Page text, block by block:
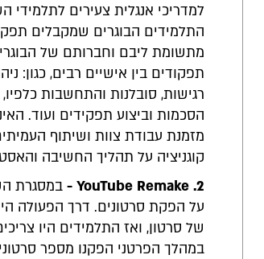
למדריכי אנגלית צעירים לתלמידי
התלמידים הבוגרים שמקבלים
מתשומת ליבם וחברותם של
תפקודים בין אישיים רבים, כגון:
רגישות, סובלנות והתחשבות
הסכמות וביצוע תפקידים ועוד.
מזמנת עבודת צוות ושיתוף
קוגניציה על תהליך החשיבה
2.
YouTube Remake
-במסגרת
על הפקת סרטונים. דרך הפעולה
של סרטון, ואז התלמידים היו
במהלך הפרטני הפקנו מספר